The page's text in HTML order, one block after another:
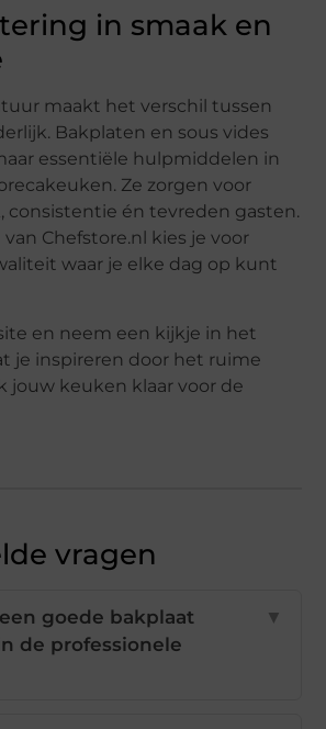
in smaak en
maakt het verschil tussen
Bakplaten en sous vides
essentiële hulpmiddelen in
Ze zorgen voor
consistentie én tevreden gasten.
Chefstore.nl kies je voor
waar je elke dag op kunt
en neem een kijkje in het
je inspireren door het ruime
jouw keuken klaar voor de
vragen
goede bakplaat
de professionele
▼